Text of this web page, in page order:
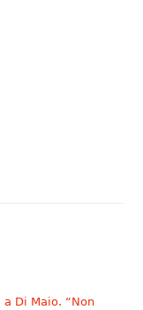
Di Maio. “Non